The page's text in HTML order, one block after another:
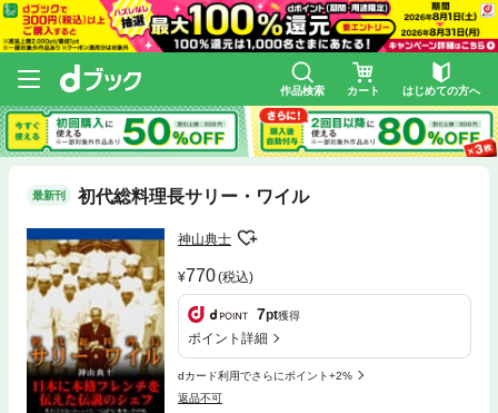
作品検索 カート はじめての方へ
最新刊 初代総料理長サリー・ワイル
神山典士
770(税込)
7pt獲得
ポイント詳細
dカード利用でさらにポイント+2%
返品不可